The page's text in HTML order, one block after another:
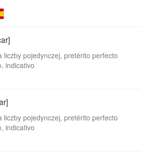
liczby pojedynczej, pretérito perfecto
indicativo
liczby pojedynczej, pretérito perfecto
indicativo